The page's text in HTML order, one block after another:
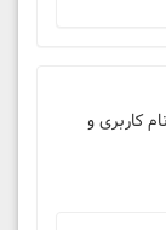
, نام کاربری و